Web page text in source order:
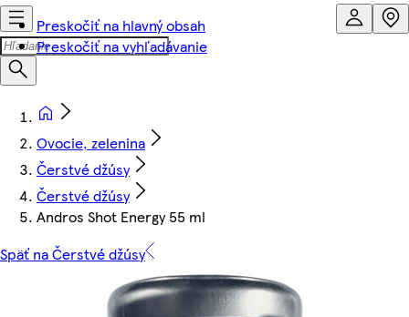
Preskočiť na hlavný obsah
Preskočiť na vyhľadávanie
Ovocie, zelenina
Čerstvé džúsy
Čerstvé džúsy
Andros Shot Energy 55 ml
Späť na Čerstvé džúsy